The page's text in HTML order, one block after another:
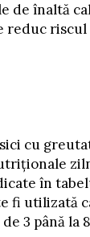
de înaltă
reduc
cu
în
fi utilizată
3 până la